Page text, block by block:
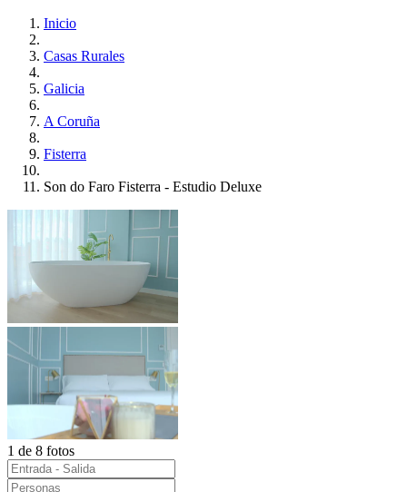
Inicio
Casas Rurales
Galicia
A Coruña
Fisterra
Son do Faro Fisterra - Estudio Deluxe
1 de 8 fotos